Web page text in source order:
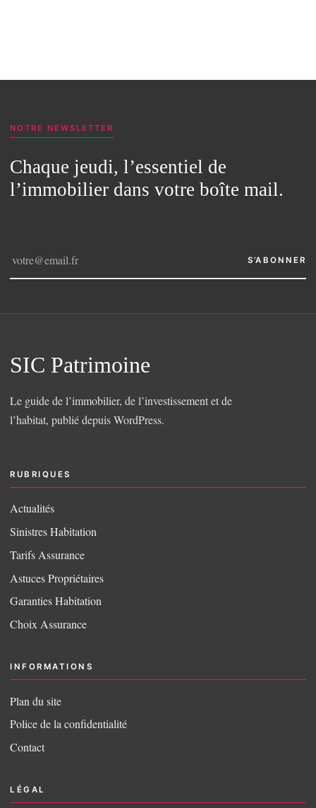
NOTRE NEWSLETTER
Chaque jeudi, l’essentiel de
l’immobilier dans votre boîte mail.
S’ABONNER
SIC Patrimoine
Le guide de l’immobilier, de l’investissement et de
l’habitat, publié depuis WordPress.
RUBRIQUES
Actualités
Sinistres Habitation
Tarifs Assurance
Astuces Propriétaires
Garanties Habitation
Choix Assurance
INFORMATIONS
Plan du site
Police de la confidentialité
Contact
LÉGAL